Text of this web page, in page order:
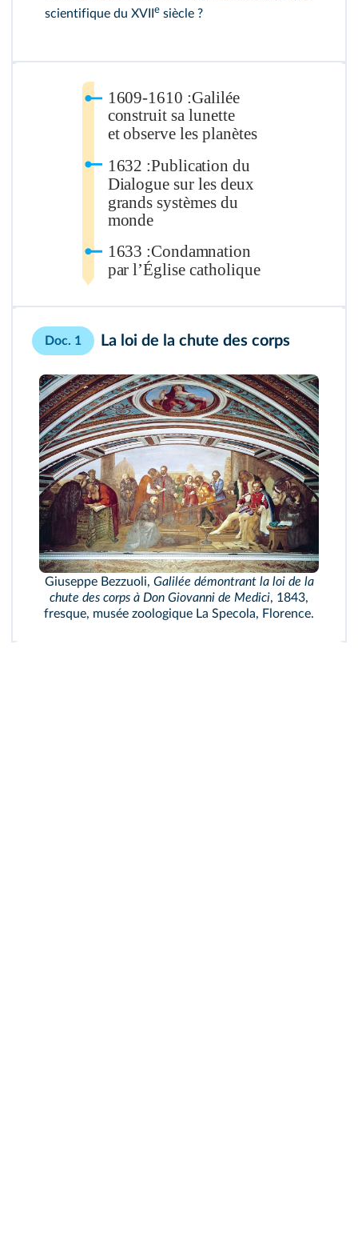
scientifique du XVII e siècle ?
Doc. 1 La loi de la chute des corps
Giuseppe Bezzuoli, Galilée démontrant la loi de la
chute des corps à Don Giovanni de Medici, 1843,
fresque, musée zoologique La Specola, Florence.